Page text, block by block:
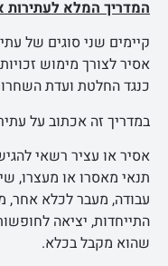
המדריך המלא לעתירות
קיימים שני סוגים של
אסיר לצורך מימוש
כנגד החלטת ועדת
במדריך זה אכתוב על
אסיר או עציר רשאי
תנאי מאסרו או מעצרו,
עבודה, מעבר לכלא אחר,
התייחדות, יציאה
שהוא מקבל בכלא.